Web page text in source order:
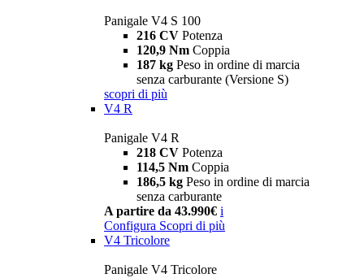
Panigale V4 S 100
216 CV Potenza
120,9 Nm Coppia
187 kg Peso in ordine di marcia
senza carburante (Versione S)
scopri di più
V4 R
Panigale V4 R
218 CV Potenza
114,5 Nm Coppia
186,5 kg Peso in ordine di marcia
senza carburante
A partire da 43.990€ i
Configura Scopri di più
V4 Tricolore
Panigale V4 Tricolore